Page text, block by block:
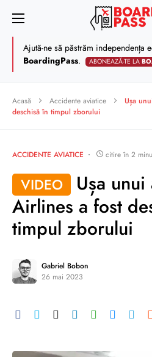
Ajută-ne să păstrăm independența
BoardingPass. ABONEAZĂ-TE LA
Acasă Accidente aviatice
Ușa
deschisă în timpul zborului
ACCIDENTE AVIATICE citire în 2
VIDEO
Ușa
Airlines a fost
timpul zborului
Gabriel Bobon
26 mai 2023